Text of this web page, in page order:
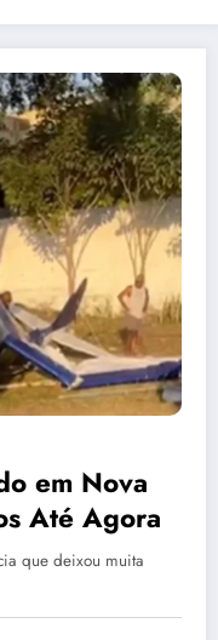
em Nova
Até Agora
que deixou muita